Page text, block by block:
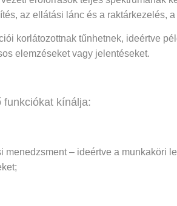
az ellátási lánc és a raktárkezelés,
korlátozottnak tűnhetnek, ideértve
elemzéseket vagy jelentéseket.
funkciókat kínálja:
menedzsment – ideértve a munkaköri